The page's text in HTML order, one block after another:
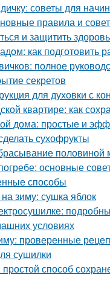
советы для
правила и
и защитить
как подготовить
полное
секретов
для духовки с
квартире: как
дома: простые и
сухофрукты
половиной
основные
способы
зиму: сушка яблок
условиях
проверенные
сушилки
способ